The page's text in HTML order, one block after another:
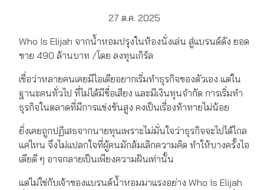
27 ต.ค. 2025
Who Is Elijah จากน้ำหอมปรุงในห้องนั่งเล่น สู่แบรนด์ดัง ยอด
ขาย 490 ล้านบาท /โดย ลงทุนเกิร์ล
เชื่อว่าหลายคนเคยมีไอเดียอยากเริ่มทำธุรกิจของตัวเอง แต่ใน
ฐานะคนทั่วไป ที่ไม่ได้มีชื่อเสียง และมีเงินทุนจำกัด การเริ่มทำ
ธุรกิจในตลาดที่มีการแข่งขันสูง คงเป็นเรื่องท้าทายไม่น้อย
ยิ่งเคยถูกปฏิเสธจากนายทุนเพราะไม่มั่นใจว่าธุรกิจจะไปได้ไกล
แค่ไหน จึงไม่แปลกใจที่ผู้คนมักล้มเลิกความคิด ทำให้บางครั้งไอ
เดียดี ๆ อาจกลายเป็นเพียงความฝันเท่านั้น
แต่ไม่ใช่กับเจ้าของแบรนด์น้ำหอมมาแรงอย่าง Who Is Elijah